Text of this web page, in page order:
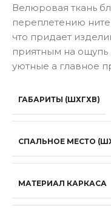
Велюровая ткань
переплетению
что придает
приятным на
уютные а главное
ГАБАРИТЫ (ШХГХВ)
СПАЛЬНОЕ МЕСТО
МАТЕРИАЛ КАРКАСА